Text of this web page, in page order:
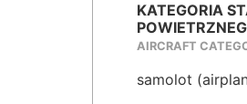
KATEGORIA
AIRCRAFT
samolot